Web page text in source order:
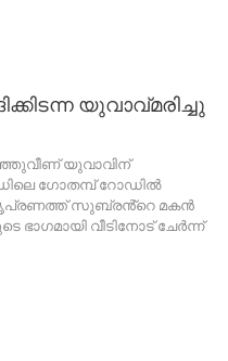
യുവാവ്മരിച്ചു
യുവാവിന്
ഗോതമ്പ് റോഡിൽ
തൃപ്രണത്ത് സുബ്രൻ്റെ മകൻ
ഭാഗമായി വീടിനോട് ചേർന്ന്